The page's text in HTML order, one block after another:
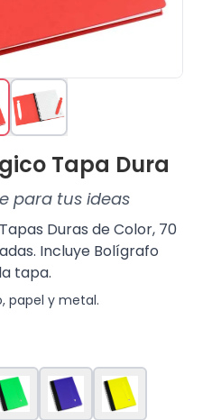
Tapa Dura
para tus ideas
Duras de Color, 70
Incluye Bolígrafo
tapa.
papel y metal.